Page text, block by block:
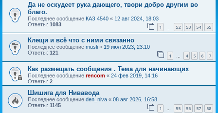
Да не оскудеет рука дающего, твори добро другим во
благо.
Последнее сообщение КАЗ 4540 « 12 авг 2024, 18:03
Ответы: 1083 1 52 53 54 55
Клещи и всё что с ними связанно
Последнее сообщение musli « 19 июл 2023, 23:10
Ответы: 121 1 … 4 5 6 7
Как размещать сообщения . Тема для начинающих
Последнее сообщение rencom « 24 фев 2019, 14:16
Ответы: 2
Шишига для Нивавода
Последнее сообщение den_niva « 08 авг 2026, 16:58
Ответы: 1145 1 … 55 56 57 58